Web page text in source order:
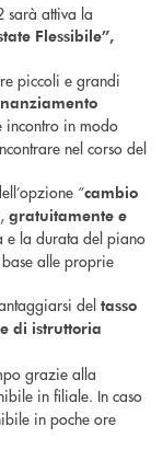
attiva la
Flessibile”,
piccoli e grandi
incontro in modo
nel corso del
“cambio
gratuitamente e
e la durata del piano
alle proprie
del tasso
di istruttoria
grazie alla
in filiale. In caso
in poche ore